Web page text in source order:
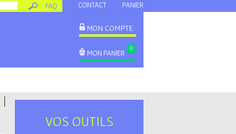
CONTACT PANIER
FAQ
MON COMPTE
MON PANIER
0
VOS OUTILS